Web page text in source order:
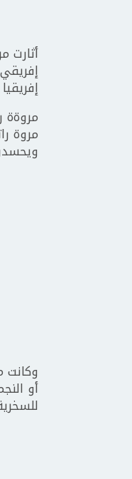
أثارت
مروةة
مروة
أو